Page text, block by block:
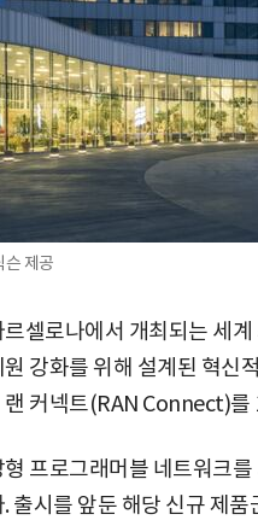
슨 제공
셀로나에서 개최되는 세
강화를 위해 설계된 혁신
커넥트(RAN Connect)를
프로그래머블 네트워크
출시를 앞둔 해당 신규 제